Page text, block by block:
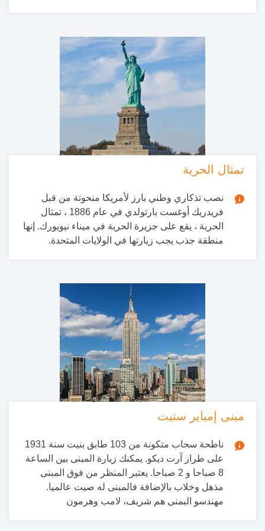
تمثال الحرية
نصب تذكاري وطني بارز لأمريكا منحوتة من قبل
فريدريك أوغست بارتولدي في عام 1886 ، تمثال
الحرية ، يقع على جزيرة الحرية في ميناء نيويورك. إنها
منطقة جذب يجب زيارتها في الولايات المتحدة.
مبنى إمباير ستيت
ناطحة سحاب متكونة من 103 طابق بنيت سنة 1931
على طراز آرت ديكو. يمكنك زيارة المبنى بين الساعة
8 صباحا و 2 صباحا. يعتبر المنظر من فوق المبنى
مذهل وخلاب بالإضافة فالمبنى له صيت عالميا.
مهندسو البمنى هم شريف، لامب وهرمون